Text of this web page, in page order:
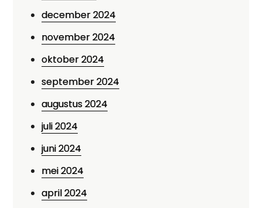
december 2024
november 2024
oktober 2024
september 2024
augustus 2024
juli 2024
juni 2024
mei 2024
april 2024